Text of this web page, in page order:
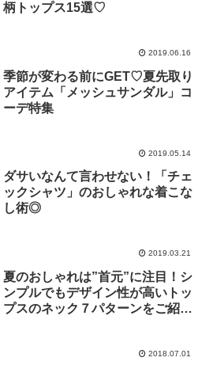
柄トップス15選♡
2019.06.16
季節が変わる前にGET♡夏先取り
アイテム「メッシュサンダル」コ
ーデ特集
2019.05.14
ダサいなんて言わせない！「チェ
ックシャツ」のおしゃれな着こな
し術◎
2019.03.21
夏のおしゃれは”首元”に注目！シ
ンプルでもデザイン性が高いトッ
プスのネック７パターンをご紹介
2018.07.01